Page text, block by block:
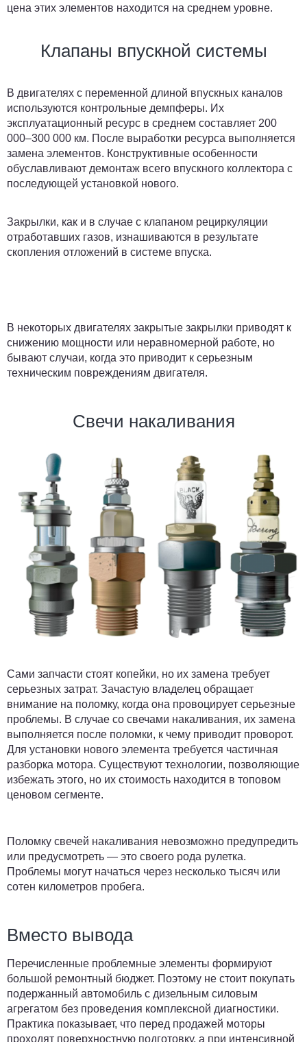
цена этих элементов находится на среднем уровне.
Клапаны впускной системы
В двигателях с переменной длиной впускных каналов
используются контрольные демпферы. Их
эксплуатационный ресурс в среднем составляет 200
000–300 000 км. После выработки ресурса выполняется
замена элементов. Конструктивные особенности
обуславливают демонтаж всего впускного коллектора с
последующей установкой нового.
Закрылки, как и в случае с клапаном рециркуляции
отработавших газов, изнашиваются в результате
скопления отложений в системе впуска.
В некоторых двигателях закрытые закрылки приводят к
снижению мощности или неравномерной работе, но
бывают случаи, когда это приводит к серьезным
техническим повреждениям двигателя.
Свечи накаливания
Сами запчасти стоят копейки, но их замена требует
серьезных затрат. Зачастую владелец обращает
внимание на поломку, когда она провоцирует серьезные
проблемы. В случае со свечами накаливания, их замена
выполняется после поломки, к чему приводит проворот.
Для установки нового элемента требуется частичная
разборка мотора. Существуют технологии, позволяющие
избежать этого, но их стоимость находится в топовом
ценовом сегменте.
Поломку свечей накаливания невозможно предупредить
или предусмотреть — это своего рода рулетка.
Проблемы могут начаться через несколько тысяч или
сотен километров пробега.
Вместо вывода
Перечисленные проблемные элементы формируют
большой ремонтный бюджет. Поэтому не стоит покупать
подержанный автомобиль с дизельным силовым
агрегатом без проведения комплексной диагностики.
Практика показывает, что перед продажей моторы
проходят поверхностную подготовку, а при интенсивной